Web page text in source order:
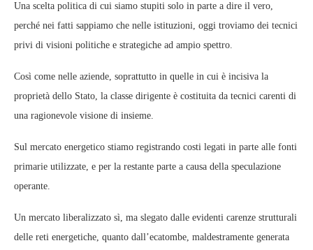
Una scelta politica di cui siamo stupiti solo in parte a dire il vero,
perché nei fatti sappiamo che nelle istituzioni, oggi troviamo dei tecnici
privi di visioni politiche e strategiche ad ampio spettro.
Così come nelle aziende, soprattutto in quelle in cui è incisiva la
proprietà dello Stato, la classe dirigente è costituita da tecnici carenti di
una ragionevole visione di insieme.
Sul mercato energetico stiamo registrando costi legati in parte alle fonti
primarie utilizzate, e per la restante parte a causa della speculazione
operante.
Un mercato liberalizzato sì, ma slegato dalle evidenti carenze strutturali
delle reti energetiche, quanto dall’ecatombe, maldestramente generata